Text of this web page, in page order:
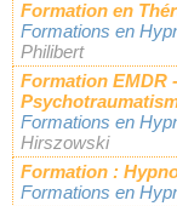
Formation en
Formations en
Philibert
Formation EMDR
Formations en
Hirszowski
Formation :
Formations en